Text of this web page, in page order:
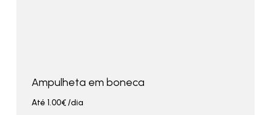
Ampulheta em boneca
Até 1.00€/dia